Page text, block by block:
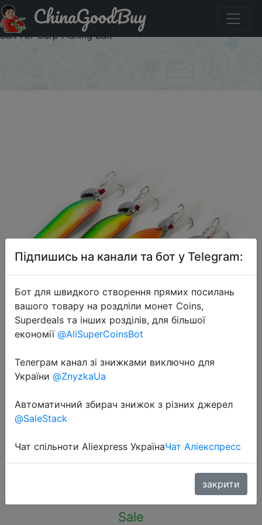
Акція на Rainbow Metal Spoon Lure 5g/9g/13g/18g/21g
Saltwater Fishing Lure With Feather Sequins Noise Sinking
Bait For Carp Fishing Bait
ChinaGoodBuy
Rainbow Metal Spoon Lure
5g/9g/13g/18g/21g Saltwater
Noise Sinking Bait For Carp Fishing
Bait
$0.95
Sale
Підпишись на канали та бот у Telegram:
Бот для швидкого створення прямих посилань
вашого товару на роздліли монет Coins,
Superdeals та інших розділів, для більшої
економії @AliSuperCoinsBot
Телеграм канал зі знижками виключно для
України @ZnyzkaUa
Автоматичний збирач знижок з різних джерел
@SaleStack
Чат спільноти Aliexpress УкраїнаЧат Аліекспресс
закрити